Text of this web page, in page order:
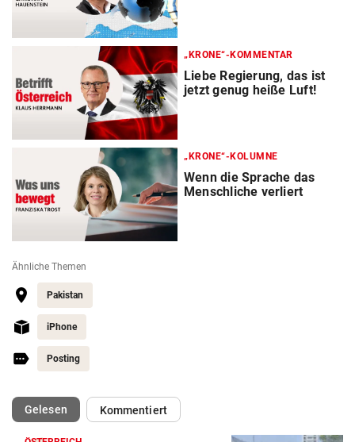
„KRONE“-KOMMENTAR
Liebe Regierung, das ist
jetzt genug heiße Luft!
„KRONE“-KOLUMNE
Wenn die Sprache das
Menschliche verliert
Ähnliche Themen
Pakistan
iPhone
Posting
Gelesen(ausgewählt)Kommentiert